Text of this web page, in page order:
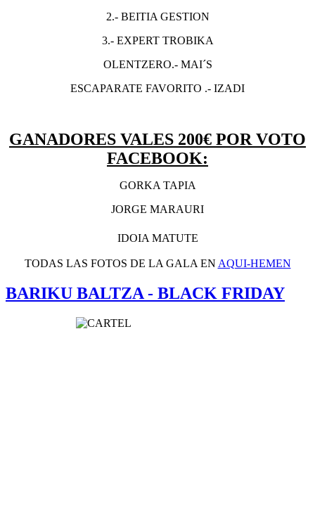
2.- BEITIA GESTION
3.- EXPERT TROBIKA
OLENTZERO.- MAI´S
ESCAPARATE FAVORITO .- IZADI
GANADORES VALES 200€ POR VOTO
FACEBOOK:
GORKA TAPIA
JORGE MARAURI
IDOIA MATUTE
TODAS LAS FOTOS DE LA GALA EN AQUI-HEMEN
BARIKU BALTZA - BLACK FRIDAY